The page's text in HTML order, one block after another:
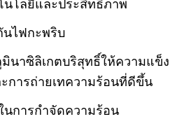
นโลยีและประสิทธิภาพ
นไฟกะพริบ
นาซิลิเกตบริสุทธิ์ให้ความแข็ง
การถ่ายเทความร้อนที่ดีขึ้น
นการกำจัดความร้อน